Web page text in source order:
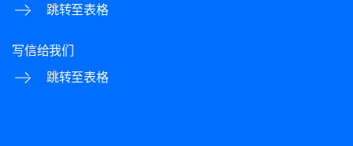
跳转至表格
写信给我们
跳转至表格